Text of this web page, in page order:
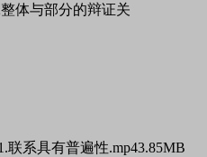
体与部分的辩证关
联系具有普遍性.mp43.85MB